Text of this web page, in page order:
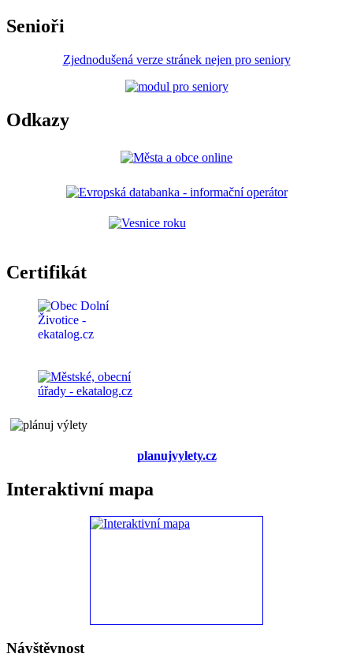
Senioři
Zjednodušená verze stránek nejen pro seniory
Odkazy
Certifikát
planujvylety.cz
Interaktivní mapa
Návštěvnost